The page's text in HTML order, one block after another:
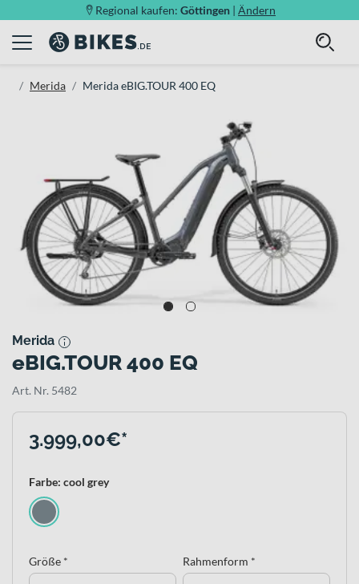
Regional kaufen: Göttingen | Ändern
Merida Merida eBIG.TOUR 400 EQ
Merida
eBIG.TOUR 400 EQ
Art. Nr. 5482
3.999,00€*
Farbe: cool grey
Größe * Rahmenform *